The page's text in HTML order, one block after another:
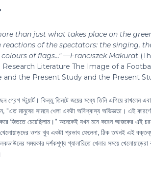
than just what takes place on the
of the spectators: the singing,
of flags..." —Franciszek Makurat
Literature The Image of a
and the Present Study and the Present
স্টুয়ার্ট। কিন্তু তিনটে জয়ের মধ্যে তিনি এগিয়ে রাখলেন
"এত মানুষের সামনে খেলা একটা অবিশ্বাস্য অভিজ্ঞতা। এই
জিততে চেয়েছিলাম।” অনেকেই যখন মনে করেন আজকের এই
খেলোয়াড়দের ওপর খুব একটা প্রভাব ফেলেনা, ঠিক তখনই এই
সময়কার দর্শকশূণ্য গ্যালারিতে খেলার সময়ে খেলোয়াড়েরা